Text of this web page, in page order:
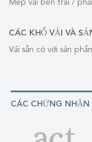
Mép vải bên trái / phải
CÁC KHỔ VẢI VÀ
Vải sẵn có với sản
CÁC CHỨNG NHẬN